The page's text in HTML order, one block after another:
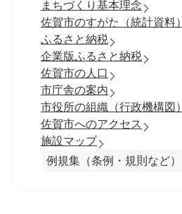
まちづくり基本理念
佐賀市のすがた（統計資料）
ふるさと納税
企業版ふるさと納税
佐賀市の人口
市庁舎の案内
市役所の組織（行政機構図）
佐賀市へのアクセス
施設マップ
例規集（条例・規則など）